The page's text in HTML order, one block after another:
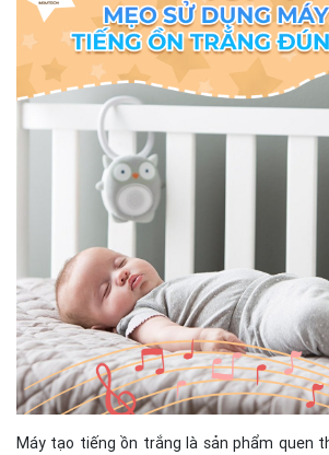
Máy tạo tiếng ồn trắng là sản phẩm quen